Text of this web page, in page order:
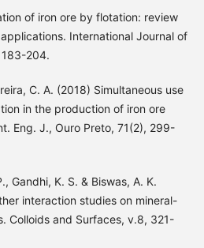
of iron ore by flotation: review
International Journal of
183-204.
C. A. (2018) Simultaneous use
in the production of iron ore
Eng. J., Ouro Preto, 71(2), 299-
Gandhi, K. S. & Biswas, A. K.
interaction studies on mineral-
Colloids and Surfaces, v.8, 321-